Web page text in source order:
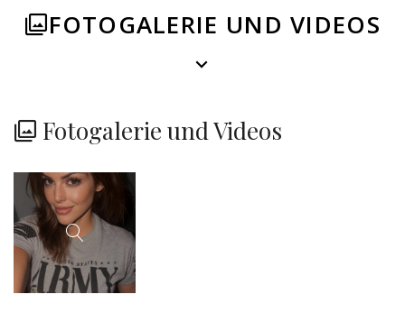
FOTOGALERIE UND VIDEOS
Fotogalerie und Videos